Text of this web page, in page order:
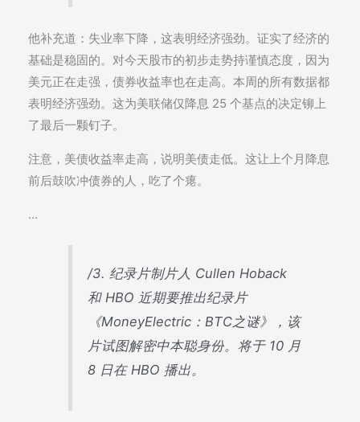
他补充道：失业率下降，这表明经济强劲。证实了经济的
基础是稳固的。对今天股市的初步走势持谨慎态度，因为
美元正在走强，债券收益率也在走高。本周的所有数据都
表明经济强劲。这为美联储仅降息 25 个基点的决定铆上
了最后一颗钉子。
注意，美债收益率走高，说明美债走低。这让上个月降息
前后鼓吹冲债券的人，吃了个瘪。
…
/3. 纪录片制片人 Cullen Hoback
和 HBO 近期要推出纪录片
《MoneyElectric：BTC之谜》，该
片试图解密中本聪身份。将于 10 月
8 日在 HBO 播出。